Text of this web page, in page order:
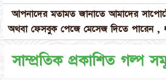
আপনাদের মতামত জানাতে আমাদের
অথবা ফেসবুক পেজে মেসেজ দিতে পারেন ,
সাম্প্রতিক প্রকাশিত গল্প